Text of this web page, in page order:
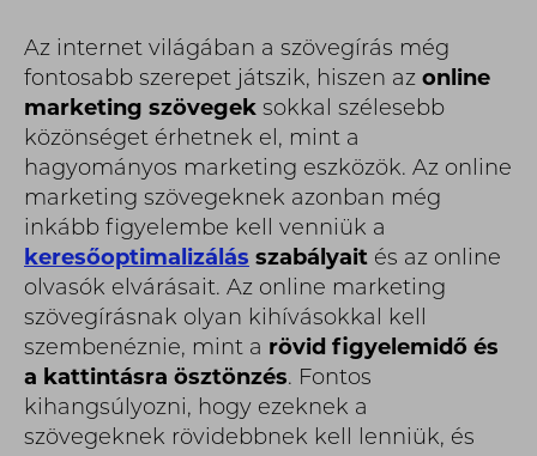
Az internet világában a szövegírás még
fontosabb szerepet játszik, hiszen az online
marketing szövegek sokkal szélesebb
közönséget érhetnek el, mint a
hagyományos marketing eszközök. Az online
marketing szövegeknek azonban még
inkább figyelembe kell venniük a
keresőoptimalizálás szabályait és az online
olvasók elvárásait. Az online marketing
szövegírásnak olyan kihívásokkal kell
szembenéznie, mint a rövid figyelemidő és
a kattintásra ösztönzés. Fontos
kihangsúlyozni, hogy ezeknek a
szövegeknek rövidebbnek kell lenniük, és